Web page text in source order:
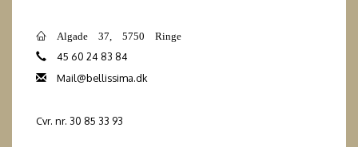
Algade 37, 5750 Ringe
45 60 24 83 84
Mail@bellissima.dk
Cvr. nr. 30 85 33 93